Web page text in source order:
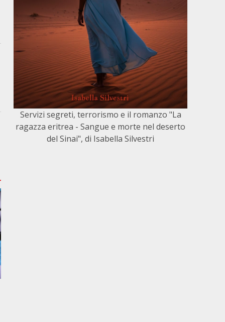
Servizi segreti, terrorismo e il romanzo "La
ragazza eritrea - Sangue e morte nel deserto
del Sinai", di Isabella Silvestri